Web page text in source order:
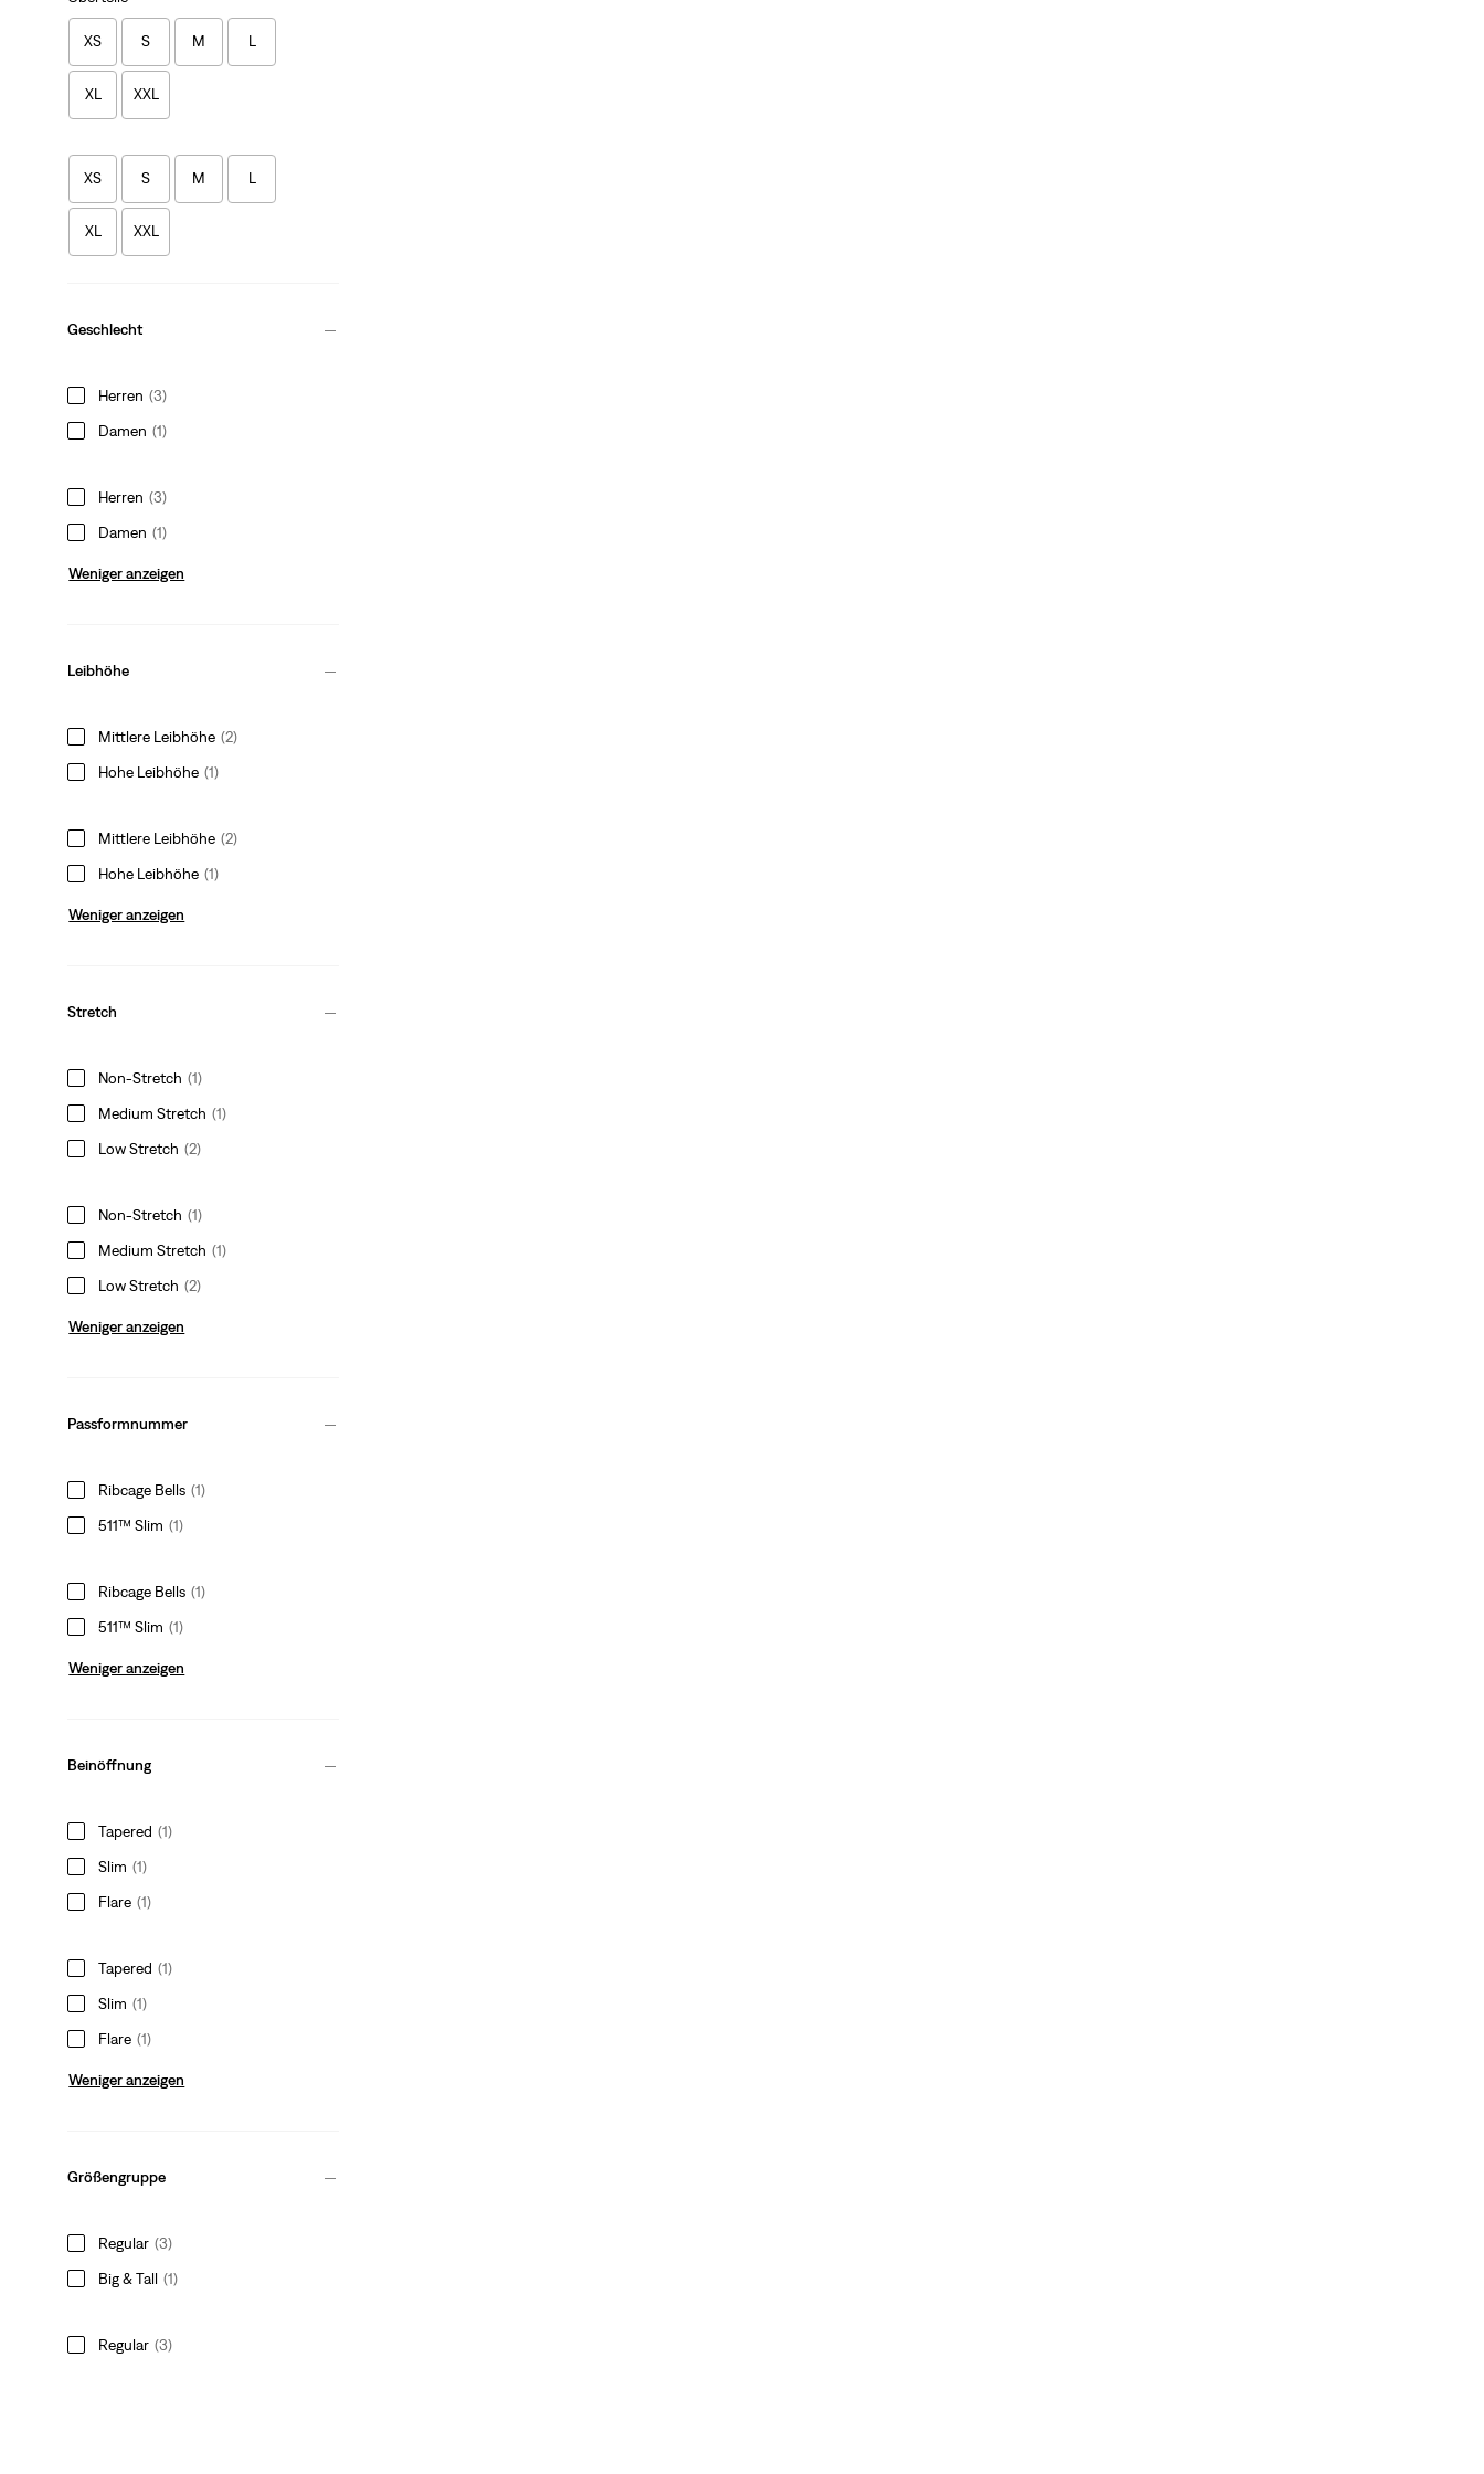
XS S M L
XL XXL
XS S M L
XL XXL
Geschlecht
Herren (3)
Damen (1)
Herren (3)
Damen (1)
Weniger anzeigen
Leibhöhe
Mittlere Leibhöhe (2)
Hohe Leibhöhe (1)
Mittlere Leibhöhe (2)
Hohe Leibhöhe (1)
Weniger anzeigen
Stretch
Non-Stretch (1)
Medium Stretch (1)
Low Stretch (2)
Non-Stretch (1)
Medium Stretch (1)
Low Stretch (2)
Weniger anzeigen
Passformnummer
Ribcage Bells (1)
511™ Slim (1)
Ribcage Bells (1)
511™ Slim (1)
Weniger anzeigen
Beinöffnung
Tapered (1)
Slim (1)
Flare (1)
Tapered (1)
Slim (1)
Flare (1)
Weniger anzeigen
Größengruppe
Regular (3)
Big & Tall (1)
Regular (3)